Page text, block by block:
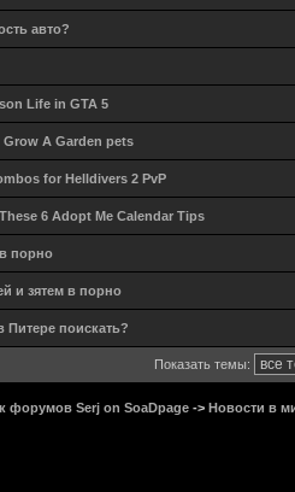
авто?
Life in GTA 5
A Garden pets
for Helldivers 2 PvP
6 Adopt Me Calendar Tips
порно
и зятем в порно
Питере поискать?
Показать темы:
форумов Serj on SoaDpage -> Новости в